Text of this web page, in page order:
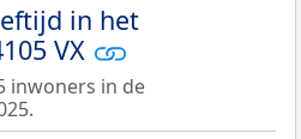
in het
VX
inwoners in de